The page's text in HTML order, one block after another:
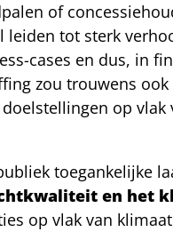
of
leiden tot sterk
cases en dus, in
zou trouwens ook
op
toegankelijke
en het
op vlak van